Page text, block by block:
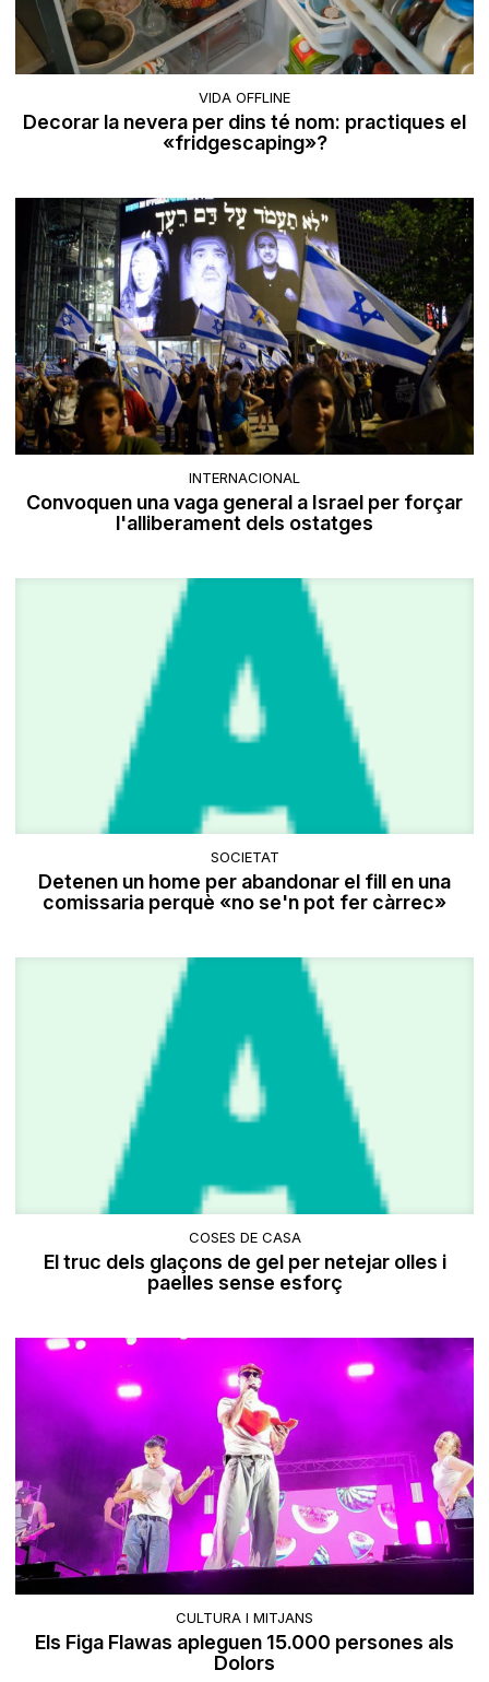
VIDA OFFLINE
Decorar la nevera per dins té nom: practiques el
«fridgescaping»?
INTERNACIONAL
Convoquen una vaga general a Israel per forçar
l'alliberament dels ostatges
SOCIETAT
Detenen un home per abandonar el fill en una
comissaria perquè «no se'n pot fer càrrec»
COSES DE CASA
El truc dels glaçons de gel per netejar olles i
paelles sense esforç
CULTURA I MITJANS
Els Figa Flawas apleguen 15.000 persones als
Dolors